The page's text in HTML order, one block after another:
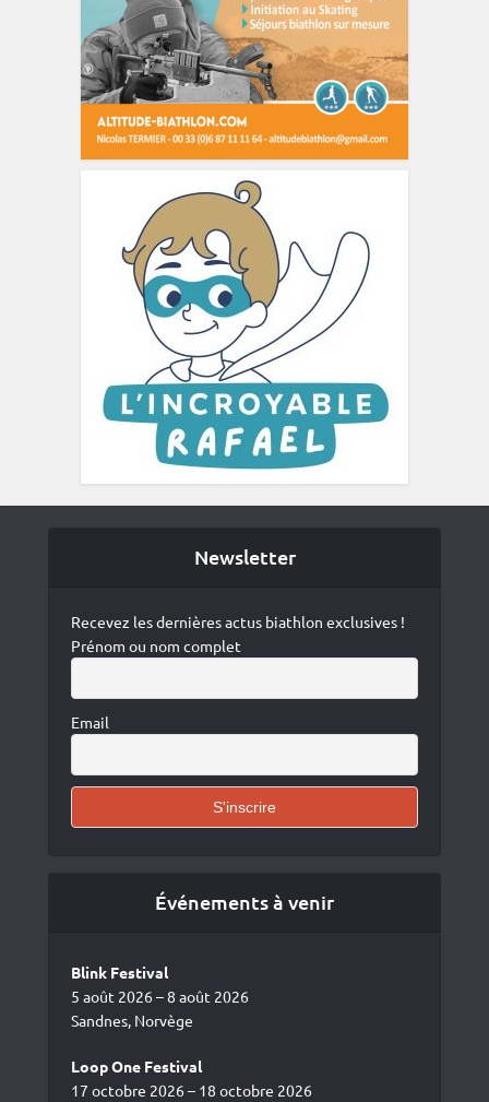
Newsletter
Recevez les dernières actus biathlon exclusives !
Prénom ou nom complet
Email
Événements à venir
Blink Festival
5 août 2026 – 8 août 2026
Sandnes, Norvège
Loop One Festival
17 octobre 2026 – 18 octobre 2026